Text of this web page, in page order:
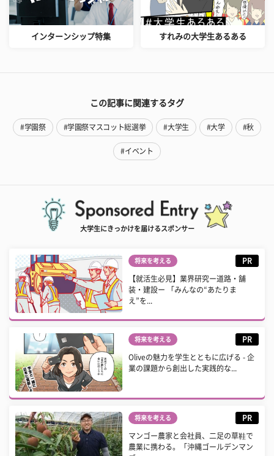
インターンシップ特集 すれみの大学生あるある
この記事に関連するタグ
#学園祭 #学園祭マスコット総選挙 #大学生 #大学 #秋
#イベント
大学生にきっかけを届けるスポンサー
将来を考える PR
【就活生必見】業界研究ー道路・舗
装・建設ー 「みんなの“あたりま
え”を...
将来を考える PR
Oliveの魅力を学生とともに広げる - 企
業の課題から創出した実践的な...
将来を考える PR
マンゴー農家と会社員、二足の草鞋で
農業に携わる。「沖縄ゴールデンマン